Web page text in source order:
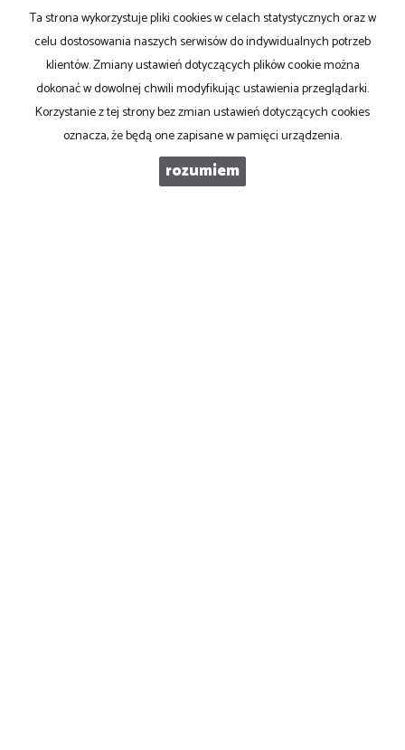
E-MAIL
Ta strona wykorzystuje pliki cookies w celach statystycznych oraz w
celu dostosowania naszych serwisów do indywidualnych potrzeb
klientów. Zmiany ustawień dotyczących plików cookie można
dokonać w dowolnej chwili modyfikując ustawienia przeglądarki.
Korzystanie z tej strony bez zmian ustawień dotyczących cookies
oznacza, że będą one zapisane w pamięci urządzenia.
rozumiem